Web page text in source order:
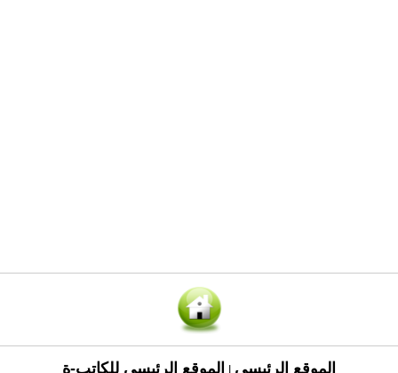
الموقع الرئيسي الموقع الرئيسي للكاتب-ة